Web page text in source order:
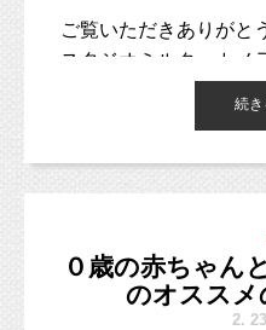
日本庭園で撮影する
トをご提案したいと思
ご覧いただきありがと
スタジオミルク、カメ
新プラン「マタニティ
内です。
続
０歳の赤ちゃん
のオススメ
2.